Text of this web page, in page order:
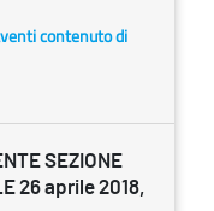
contenuto di
SEZIONE
26 aprile 2018,